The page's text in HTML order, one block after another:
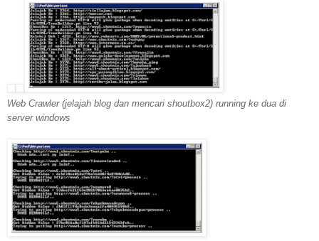
Web Crawler (jelajah blog dan mencari shoutbox2) running ke dua di
server windows